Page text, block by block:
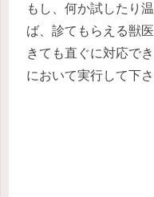
もし、何か試したり
ば、診てもらえる獣
きても直ぐに対応で
において実行して下さ